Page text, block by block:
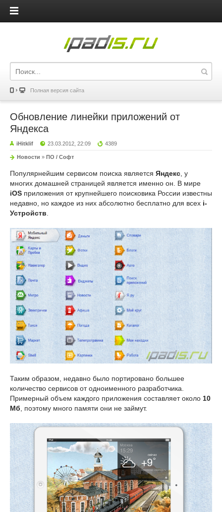
iPadis.ru
Полная версия сайта
Обновление линейки приложений от
Яндекса
iHitklif 23.03.2012, 22:09 4389
Новости » ПО / Софт
Популярнейшим сервисом поиска является Яндекс , у
многих домашней страницей является именно он. В мире
iOS приложения от крупнейшего поисковика России известны
недавно, но каждое из них абсолютно бесплатно для всех i-
Устройств
Таким образом, недавно было портировано большее
количество сервисов от одноименного разработчика.
Примерный объем каждого приложения составляет около 10
Мб , поэтому много памяти они не займут.